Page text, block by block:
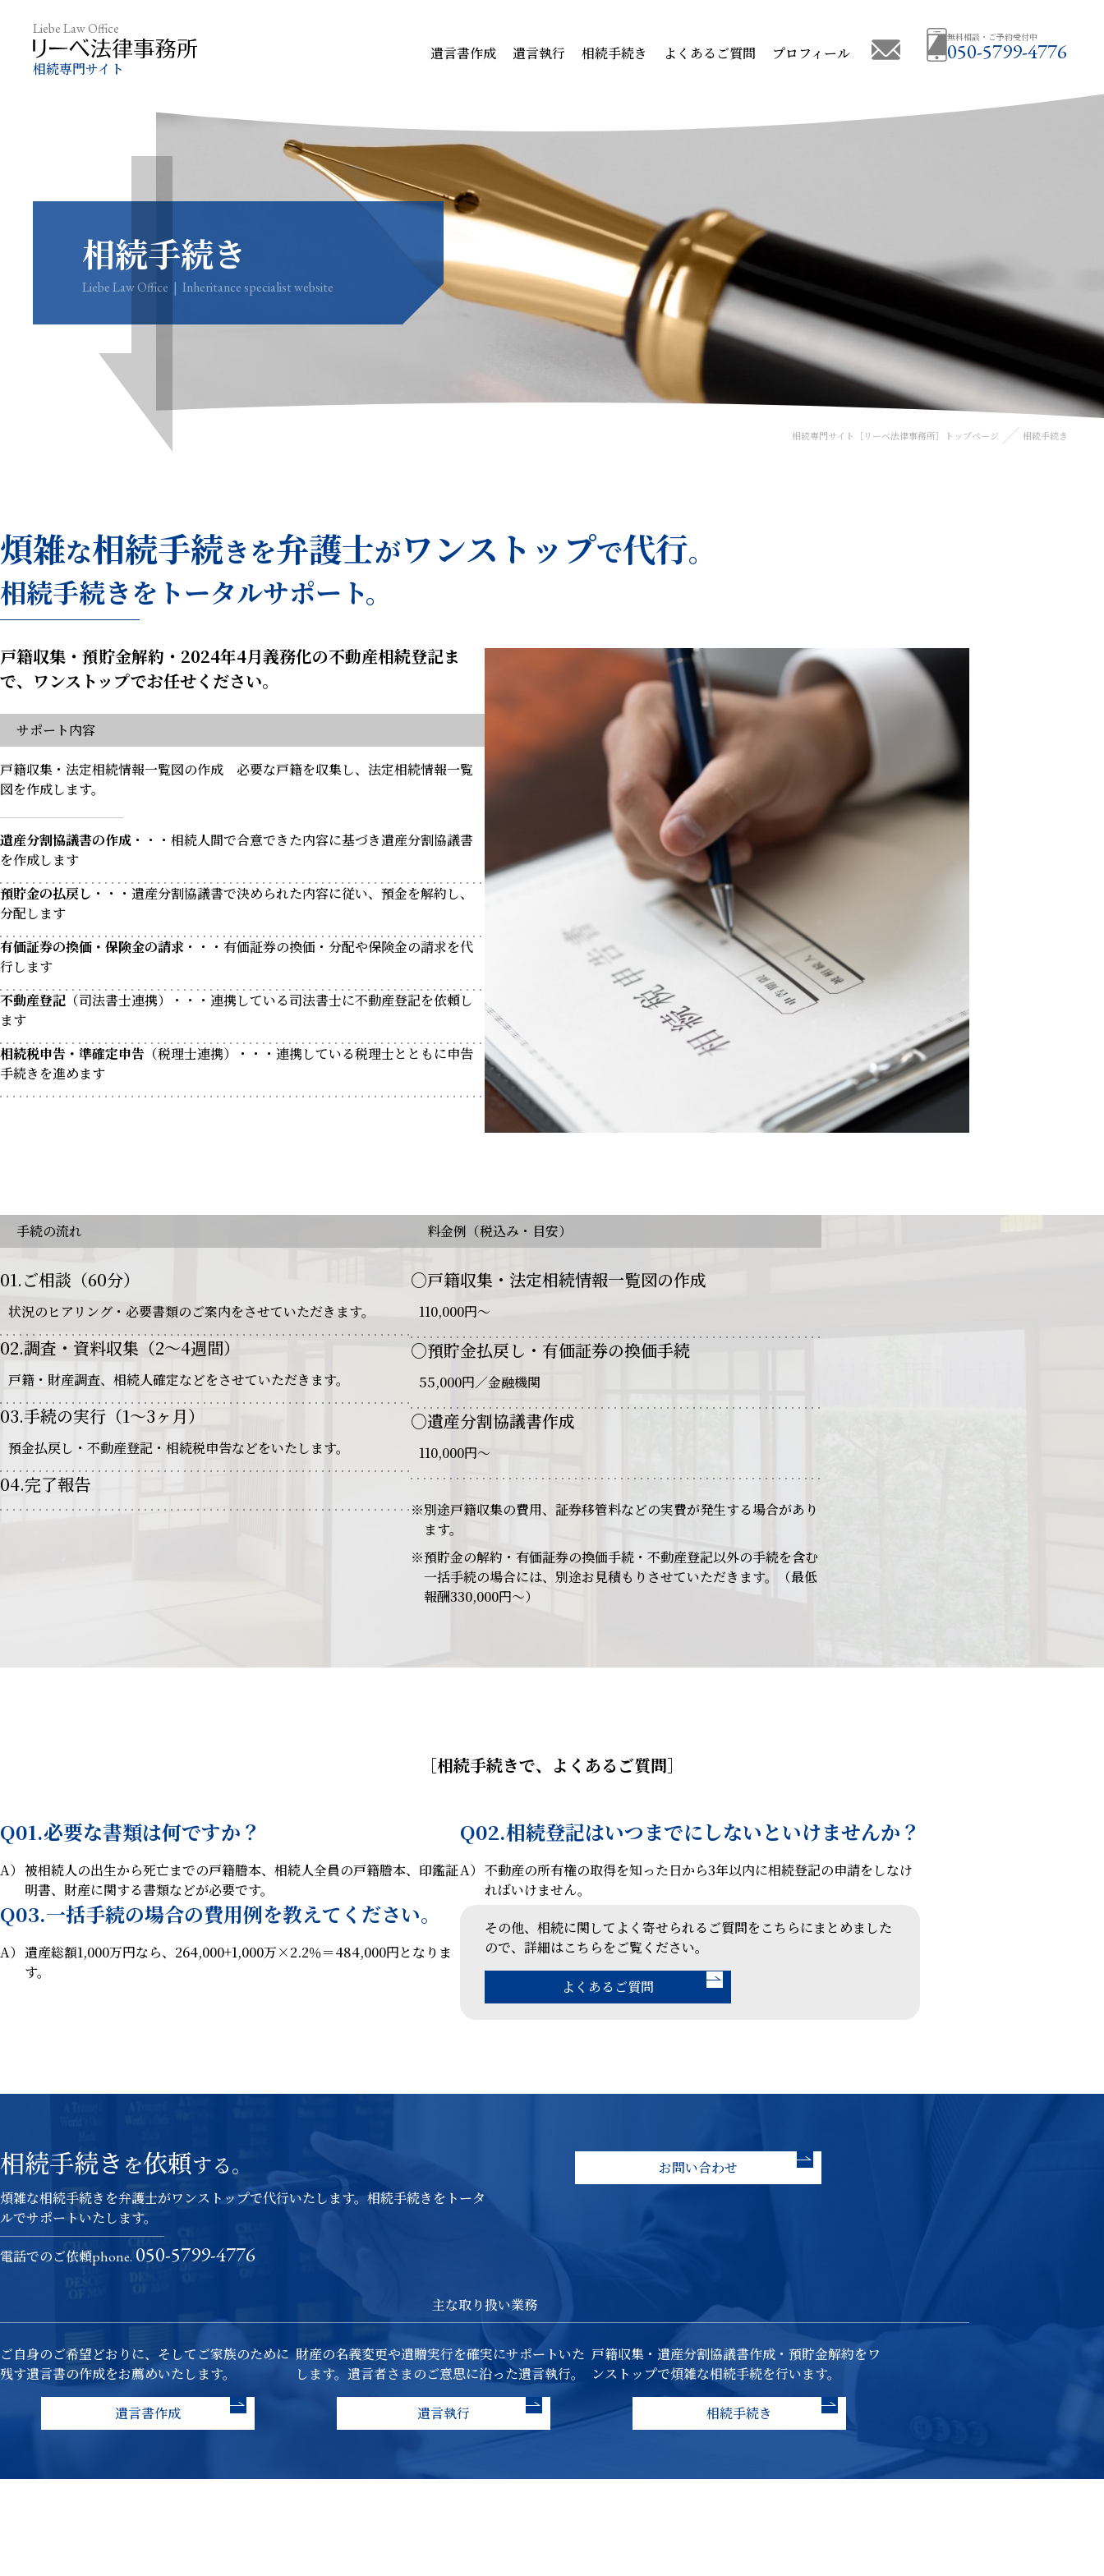
Liebe Law Office
相続専門サイト
遺言書作成 遺言執行 相続手続き よくあるご質問 プロフィール
無料相談・ご予約受付中
050-5799-4776
相続手続き
Liebe Law Office | Inheritance specialist website
相続専門サイト［リーベ法律事務所］トップページ 相続手続き
煩雑な相続手続きを弁護士がワンストップで代行。
相続手続きをトータルサポート。
戸籍収集・預貯金解約・2024年4月義務化の不動産相続登記ま
で、ワンストップでお任せください。
サポート内容
戸籍収集・法定相続情報一覧図の作成 必要な戸籍を収集し、法定相続情報一覧
図を作成します。
遺産分割協議書の作成 ・・・ 相続人間で合意できた内容に基づき遺産分割協議書
を作成します
預貯金の払戻し ・・・ 遺産分割協議書で決められた内容に従い、預金を解約し、
分配します
有価証券の換価・保険金の請求 ・・・ 有価証券の換価・分配や保険金の請求を代
行します
不動産登記 （司法書士連携） ・・・ 連携している司法書士に不動産登記を依頼し
ます
相続税申告・準確定申告 （税理士連携） ・・・ 連携している税理士とともに申告
手続きを進めます
手続の流れ
01.ご相談（60分）
状況のヒアリング・必要書類のご案内をさせていただきます。
02.調査・資料収集（2～4週間）
戸籍・財産調査、相続人確定などをさせていただきます。
03.手続の実行（1～3ヶ月）
預金払戻し・不動産登記・相続税申告などをいたします。
04.完了報告
料金例（税込み・目安）
○戸籍収集・法定相続情報一覧図の作成
110,000円～
○預貯金払戻し・有価証券の換価手続
55,000円／金融機関
○遺産分割協議書作成
110,000円～
※別途戸籍収集の費用、証券移管料などの実費が発生する場合があり
ます。
※預貯金の解約・有価証券の換価手続・不動産登記以外の手続を含む
一括手続の場合には、別途お見積もりさせていただきます。（最低
報酬330,000円～）
［相続手続きで、よくあるご質問］
Q01.必要な書類は何ですか？
A） 被相続人の出生から死亡までの戸籍謄本、相続人全員の戸籍謄本、印鑑証
明書、財産に関する書類などが必要です。
Q02.相続登記はいつまでにしないといけませんか？
A） 不動産の所有権の取得を知った日から3年以内に相続登記の申請をしなけ
ればいけません。
Q03.一括手続の場合の費用例を教えてください。
A） 遺産総額1,000万円なら、264,000+1,000万×2.2％＝484,000円となりま
す。
その他、相続に関してよく寄せられるご質問をこちらにまとめました
ので、詳細はこちらをご覧ください。
よくあるご質問
相続手続き を依頼する。
煩雑な相続手続きを弁護士がワンストップで代行いたします。相続手続きをトータ
ルでサポートいたします。
電話でのご依頼phone. 050-5799-4776
お問い合わせ
主な取り扱い業務
ご自身のご希望どおりに、そしてご家族のために
残す遺言書の作成をお薦めいたします。
遺言書作成
財産の名義変更や遺贈実行を確実にサポートいた
します。遺言者さまのご意思に沿った遺言執行。
遺言執行
戸籍収集・遺産分割協議書作成・預貯金解約をワ
ンストップで煩雑な相続手続を行います。
相続手続き